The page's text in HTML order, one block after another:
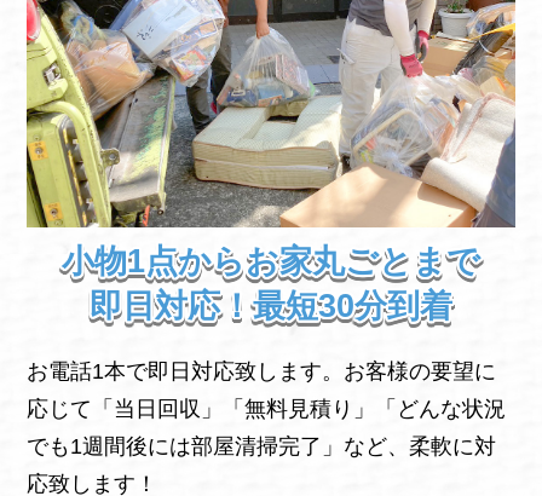
小物1点からお家丸ごとまで
即日対応！最短30分到着
お電話1本で即日対応致します。お客様の要望に
応じて「当日回収」「無料見積り」「どんな状況
でも1週間後には部屋清掃完了」など、柔軟に対
応致します！